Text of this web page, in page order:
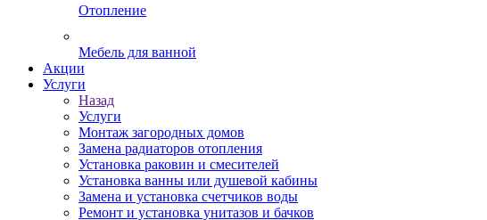
Отопление
Мебель для ванной
Акции
Услуги
Назад
Услуги
Монтаж загородных домов
Замена радиаторов отопления
Установка раковин и смесителей
Установка ванны или душевой кабины
Замена и установка счетчиков воды
Ремонт и установка унитазов и бачков